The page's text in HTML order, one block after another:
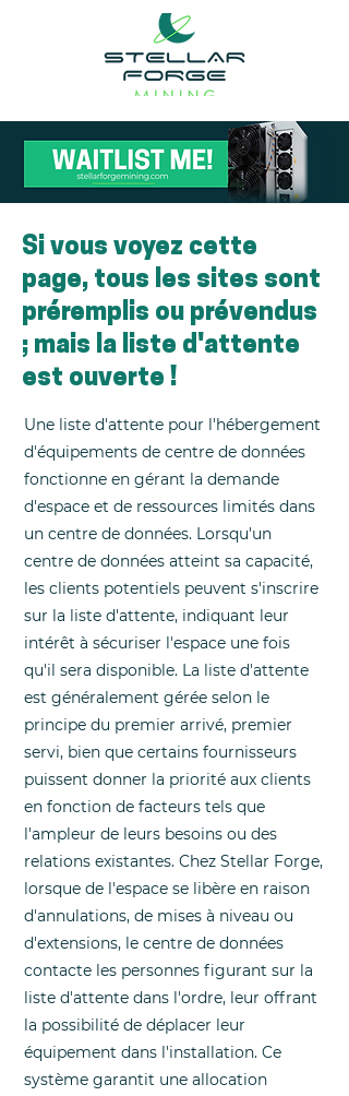
Si vous voyez cette
page, tous les sites sont
préremplis ou prévendus
; mais la liste d'attente
est ouverte !
Une liste d'attente pour l'hébergement
d'équipements de centre de données
fonctionne en gérant la demande
d'espace et de ressources limités dans
un centre de données. Lorsqu'un
centre de données atteint sa capacité,
les clients potentiels peuvent s'inscrire
sur la liste d'attente, indiquant leur
intérêt à sécuriser l'espace une fois
qu'il sera disponible. La liste d'attente
est généralement gérée selon le
principe du premier arrivé, premier
servi, bien que certains fournisseurs
puissent donner la priorité aux clients
en fonction de facteurs tels que
l'ampleur de leurs besoins ou des
relations existantes. Chez Stellar Forge,
lorsque de l'espace se libère en raison
d'annulations, de mises à niveau ou
d'extensions, le centre de données
contacte les personnes figurant sur la
liste d'attente dans l'ordre, leur offrant
la possibilité de déplacer leur
équipement dans l'installation. Ce
système garantit une allocation